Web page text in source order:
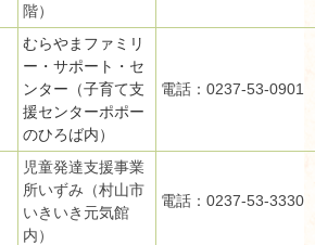
階）
むらやまファミリ
ー・サポート・セ
ンター（子育て支
援センターポポー
のひろば内）
電話：0237-53-0901
児童発達支援事業
所いずみ（村山市
いきいき元気館
内）
電話：0237-53-3330